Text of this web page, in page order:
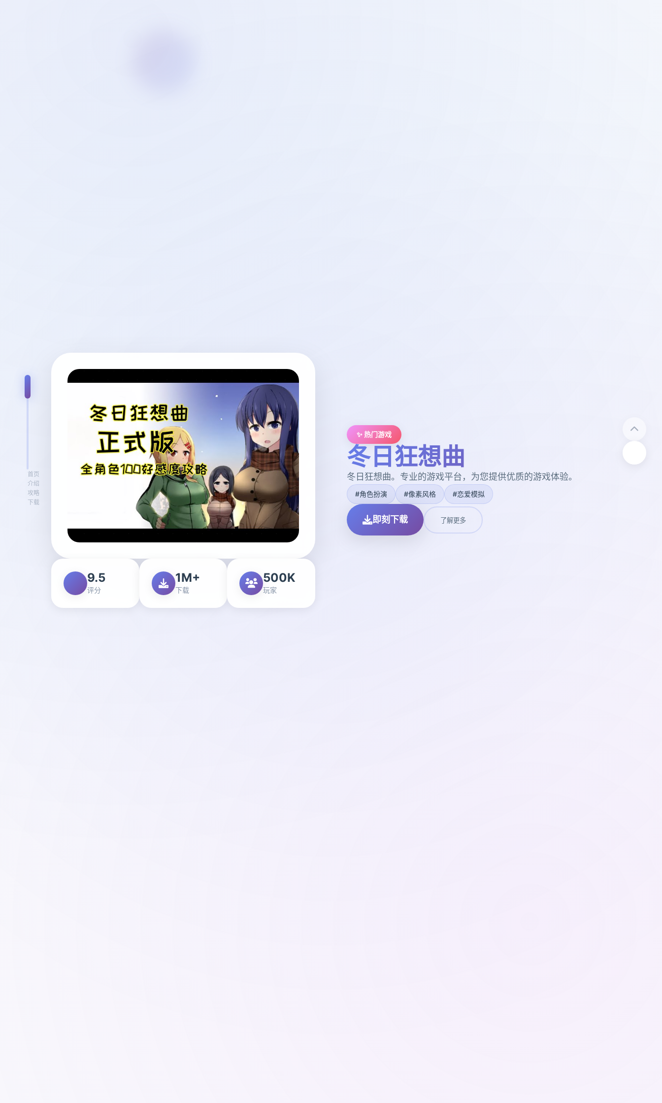
首页
介绍
攻略
下载
9.5
评分
1M+
下载
500K
玩家
✨ 热门游戏
冬日狂想曲
冬日狂想曲。专业的游戏平台，为您提供优质的游戏体验。
#角色扮演 #像素风格 #恋爱模拟
即刻下载 了解更多